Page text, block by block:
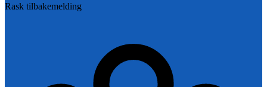
Rask tilbakemelding